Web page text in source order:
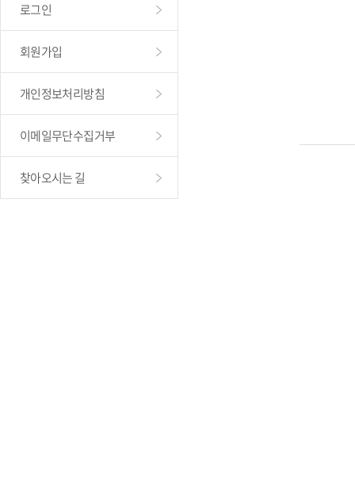
로그인
회원가입
개인정보처리방침
이메일무단수집거부
찾아오시는 길